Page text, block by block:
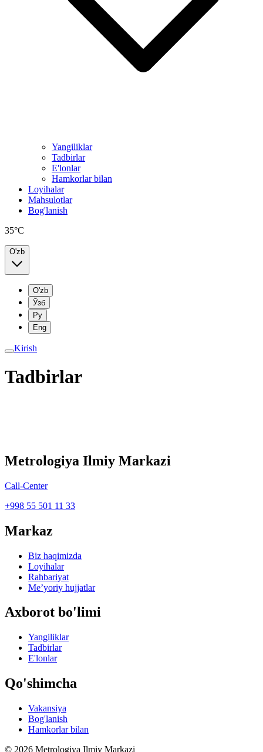
Yangiliklar
Tadbirlar
E'lonlar
Hamkorlar bilan
Loyihalar
Mahsulotlar
Bog'lanish
35°C
O'zb
O'zb
Ўзб
Ру
Eng
Kirish
Tadbirlar
Metrologiya Ilmiy Markazi
Call-Center
+998 55 501 11 33
Markaz
Biz haqimizda
Loyihalar
Rahbariyat
Me’yoriy hujjatlar
Axborot bo'limi
Yangiliklar
Tadbirlar
E'lonlar
Qo'shimcha
Vakansiya
Bog'lanish
Hamkorlar bilan
© 2026 Metrologiya Ilmiy Markazi